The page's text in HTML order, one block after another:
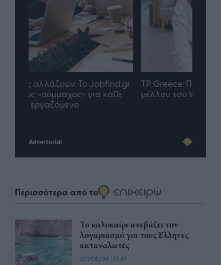
TP Greece: Πώς διαμορφώνεται το
μέλλον του Insurance στην εποχή του AI
Advertorial
Περισσότερα από το
Το καλοκαίρι ανεβάζει τον
λογαριασμό για τους Έλληνες
καταναλωτές
07/08/26 | 17:17